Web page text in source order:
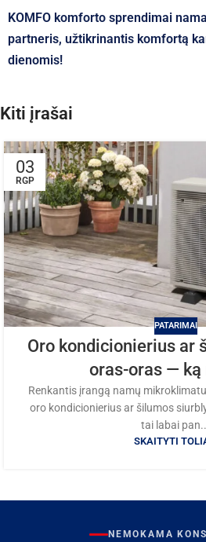
KOMFO komforto sprendimai
partneris, užtikrinantis komfortą
dienomis!
Kiti įrašai
03
RGP
PATARIMAI
Oro kondicionierius ar
oras-oras — ką
Renkantis įrangą namų
oro kondicionierius ar šilumos
tai labai
SKAITYTI
NEMOKAMA